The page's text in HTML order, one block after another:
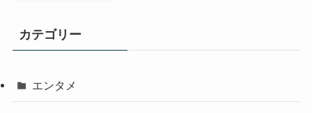
カテゴリー
エンタメ